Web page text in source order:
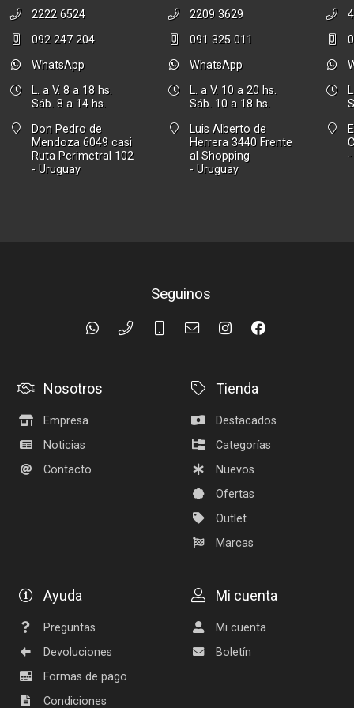
2222 6524
092 247 204
WhatsApp
L. a V. 8 a 18 hs.
Sáb. 8 a 14 hs.
Don Pedro de
Mendoza 6049 casi
Ruta Perimetral 102
- Uruguay
2209 3629
091 325 011
WhatsApp
L. a V. 10 a 20 hs.
Sáb. 10 a 18 hs.
Luis Alberto de
Herrera 3440 Frente
al Shopping
- Uruguay
Seguinos
Nosotros
Empresa
Noticias
Contacto
Tienda
Destacados
Categorías
Nuevos
Ofertas
Outlet
Marcas
Ayuda
Preguntas
Devoluciones
Formas de pago
Condiciones
Mi cuenta
Mi cuenta
Boletín